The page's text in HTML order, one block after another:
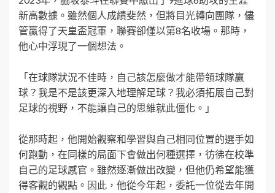
新高數據。雖然個人成績斐然，但將目光轉向團隊，儘
管贏得了天皇盃冠軍，聯賽卻僅以第8名收場。那時，
他心中浮現了一個想法。
「在球隊狀況不佳時，自己該怎麼做才能帶領球隊贏
球？我是不是該更深入地理解足球？我必須拓展自己對
足球的視野，不能讓自己的思維就此僵化。」
從那時起，他開始觀察和學習與自己相同位置的選手如
何跑動，在同樣的局面下會做出何種選擇，彷彿在校準
自己的足球感官。雖然逐漸做出改變，但他仍希望能獲
得客觀的觀點。因此，他從今年起，委託一位從去年開